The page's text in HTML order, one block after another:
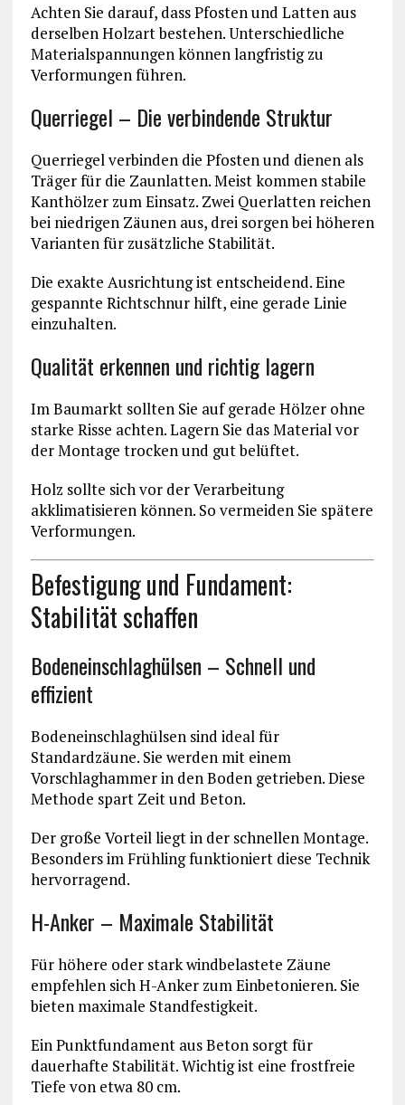
Achten Sie darauf, dass Pfosten und Latten aus
derselben Holzart bestehen. Unterschiedliche
Materialspannungen können langfristig zu
Verformungen führen.
Querriegel – Die verbindende Struktur
Querriegel verbinden die Pfosten und dienen als
Träger für die Zaunlatten. Meist kommen stabile
Kanthölzer zum Einsatz. Zwei Querlatten reichen
bei niedrigen Zäunen aus, drei sorgen bei höheren
Varianten für zusätzliche Stabilität.
Die exakte Ausrichtung ist entscheidend. Eine
gespannte Richtschnur hilft, eine gerade Linie
einzuhalten.
Qualität erkennen und richtig lagern
Im Baumarkt sollten Sie auf gerade Hölzer ohne
starke Risse achten. Lagern Sie das Material vor
der Montage trocken und gut belüftet.
Holz sollte sich vor der Verarbeitung
akklimatisieren können. So vermeiden Sie spätere
Verformungen.
Befestigung und Fundament:
Stabilität schaffen
Bodeneinschlaghülsen – Schnell und
effizient
Bodeneinschlaghülsen sind ideal für
Standardzäune. Sie werden mit einem
Vorschlaghammer in den Boden getrieben. Diese
Methode spart Zeit und Beton.
Der große Vorteil liegt in der schnellen Montage.
Besonders im Frühling funktioniert diese Technik
hervorragend.
H-Anker – Maximale Stabilität
Für höhere oder stark windbelastete Zäune
empfehlen sich H-Anker zum Einbetonieren. Sie
bieten maximale Standfestigkeit.
Ein Punktfundament aus Beton sorgt für
dauerhafte Stabilität. Wichtig ist eine frostfreie
Tiefe von etwa 80 cm.